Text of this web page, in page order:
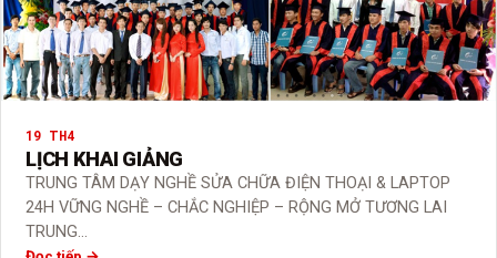
19 TH4
LỊCH KHAI GIẢNG
TRUNG TÂM DẠY NGHỀ SỬA CHỮA ĐIỆN THOẠI & LAPTOP
24H VỮNG NGHỀ – CHẮC NGHIỆP – RỘNG MỞ TƯƠNG LAI
TRUNG…